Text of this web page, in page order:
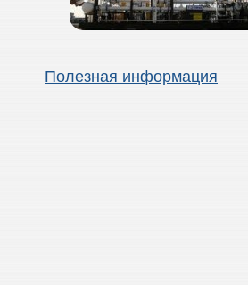
Полезная информация